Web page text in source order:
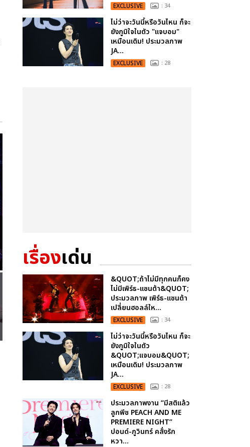
EXCLUSIVE : 34
ไม่ว่าจะวันนี้หรือวันไหน ก็จะ
ยังภูมิใจในตัว "แจบอม"
เหมือนเดิม! ประมวลภาพ
JA...
EXCLUSIVE : 28
เรื่องเด่น
&QUOT;ถ้าไม่มีทุกคนก็คง
ไม่มีเพิร์ธ-แซนต้า&QUOT;
ประมวลภาพ เพิร์ธ-แซนต้า
เปลี่ยนฮอลล์ให...
EXCLUSIVE : 34
ไม่ว่าจะวันนี้หรือวันไหน ก็จะ
ยังภูมิใจในตัว
&QUOT;แจบอม&QUOT;
เหมือนเดิม! ประมวลภาพ
JA...
EXCLUSIVE : 28
ประมวลภาพงาน “มีสติแล้ว
ลูกพีช PEACH AND ME
PREMIERE NIGHT”
ปอนด์-ภูวินทร์ คลั่งรัก
หวา...